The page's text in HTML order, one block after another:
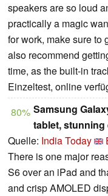
speakers are so loud
practically a magic
for work, make sure to
also recommend
time, as the built-in
Einzeltest, online
80% Samsung
tablet,
Quelle: India Today
There is one major
S6 over an iPad and
and crisp AMOLED